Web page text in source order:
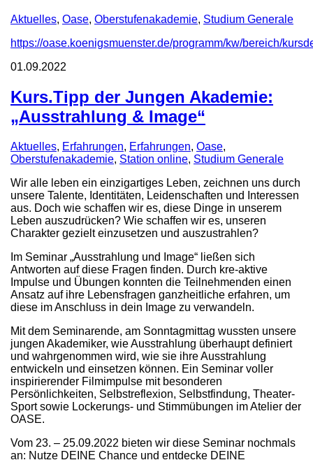
Aktuelles, Oase, Oberstufenakademie, Studium Generale
https://oase.koenigsmuenster.de/programm/kw/bereich/
01.09.2022
Kurs.Tipp der Jungen Akademie:
„Ausstrahlung & Image“
Aktuelles, Erfahrungen, Erfahrungen, Oase,
Oberstufenakademie, Station online, Studium Generale
Wir alle leben ein einzigartiges Leben, zeichnen uns durch
unsere Talente, Identitäten, Leidenschaften und Interessen
aus. Doch wie schaffen wir es, diese Dinge in unserem
Leben auszudrücken? Wie schaffen wir es, unseren
Charakter gezielt einzusetzen und auszustrahlen?
Im Seminar „Ausstrahlung und Image“ ließen sich
Antworten auf diese Fragen finden. Durch kre-aktive
Impulse und Übungen konnten die Teilnehmenden einen
Ansatz auf ihre Lebensfragen ganzheitliche erfahren, um
diese im Anschluss in dein Image zu verwandeln.
Mit dem Seminarende, am Sonntagmittag wussten unsere
jungen Akademiker, wie Ausstrahlung überhaupt definiert
und wahrgenommen wird, wie sie ihre Ausstrahlung
entwickeln und einsetzen können. Ein Seminar voller
inspirierender Filmimpulse mit besonderen
Persönlichkeiten, Selbstreflexion, Selbstfindung, Theater-
Sport sowie Lockerungs- und Stimmübungen im Atelier der
OASE.
Vom 23. – 25.09.2022 bieten wir diese Seminar nochmals
an: Nutze DEINE Chance und entdecke DEINE